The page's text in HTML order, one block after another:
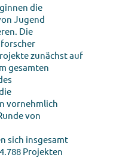
die
Jugend
Die
zunächst auf
gesamten
vornehmlich
von
sich insgesamt
Projekten